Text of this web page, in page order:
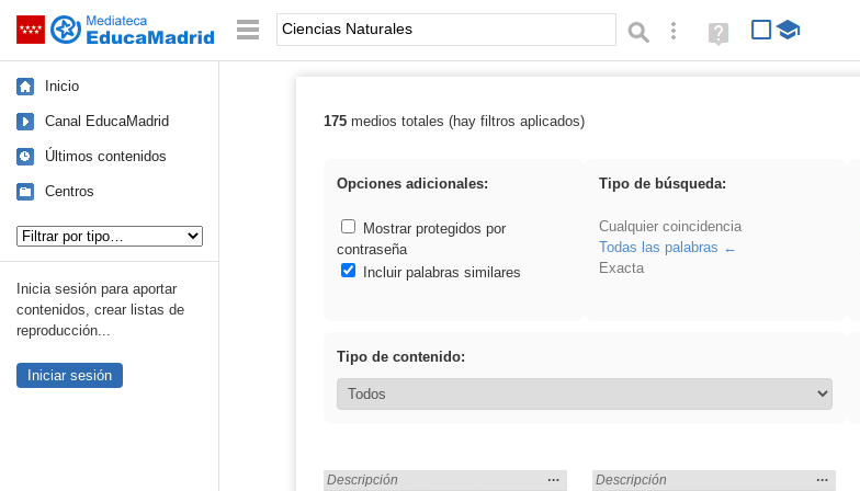
Saltar navegación Palabra o frase: Búsqueda avanzada
Ayuda
(en
Inicio
Canal EducaMadrid
Últimos contenidos
Centros
Inicia sesión para aportar
contenidos, crear listas de
reproducción...
Iniciar sesión
Resultados de: Ciencias Naturales
175medios totales (hay filtros aplicados)
Opciones adicionales:
Mostrar protegidos por
contraseña
Incluir palabras similares
Tipo de búsqueda:
Cualquier coincidencia
Todas las palabras
Exacta
Tipo de contenido:
Encontrado «Ciencias Naturales» en:
Descripción
Mostrar
… Encontrado «Ciencias Naturales» en:
Descripción
Mostrar
…